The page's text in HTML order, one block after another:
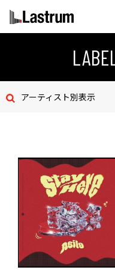
デモテープ
プライバシーポリシー
ENGLISH PAGE
アーティスト別表示